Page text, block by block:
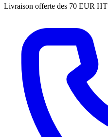
Livraison offerte des 70 EUR HT